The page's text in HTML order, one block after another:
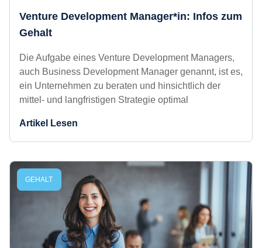
Venture Development Manager*in:
Infos zum Gehalt
Die Aufgabe eines Venture Development
Managers, auch Business Development Manager
genannt, ist es, ein Unternehmen zu beraten und
hinsichtlich der mittel- und langfristigen Strategie
GEHALT